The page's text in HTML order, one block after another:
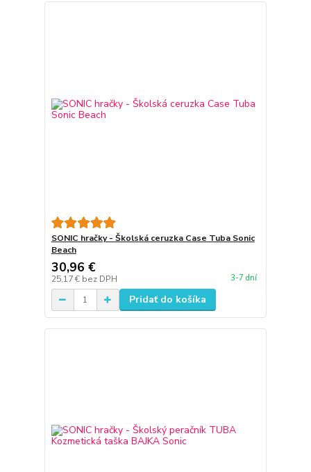
SONIC hračky - Školská ceruzka Case Tuba Sonic
Beach
30,96 €
25,17 € bez DPH 3-7 dní
Pridať do košíka